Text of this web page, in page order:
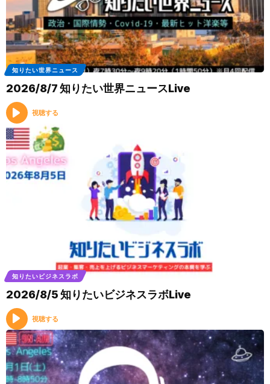
知りたい世界ニュース
2026/8/7 知りたい世界ニュースLive
視聴する
知りたいビジネスラボ
2026/8/5 知りたいビジネスラボLive
視聴する